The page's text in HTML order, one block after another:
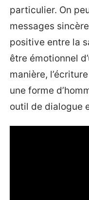
particulier. On
messages
positive entre la
être émotionnel
manière,
une forme
outil de dialogue